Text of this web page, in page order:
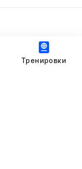
| 2025Тренировки